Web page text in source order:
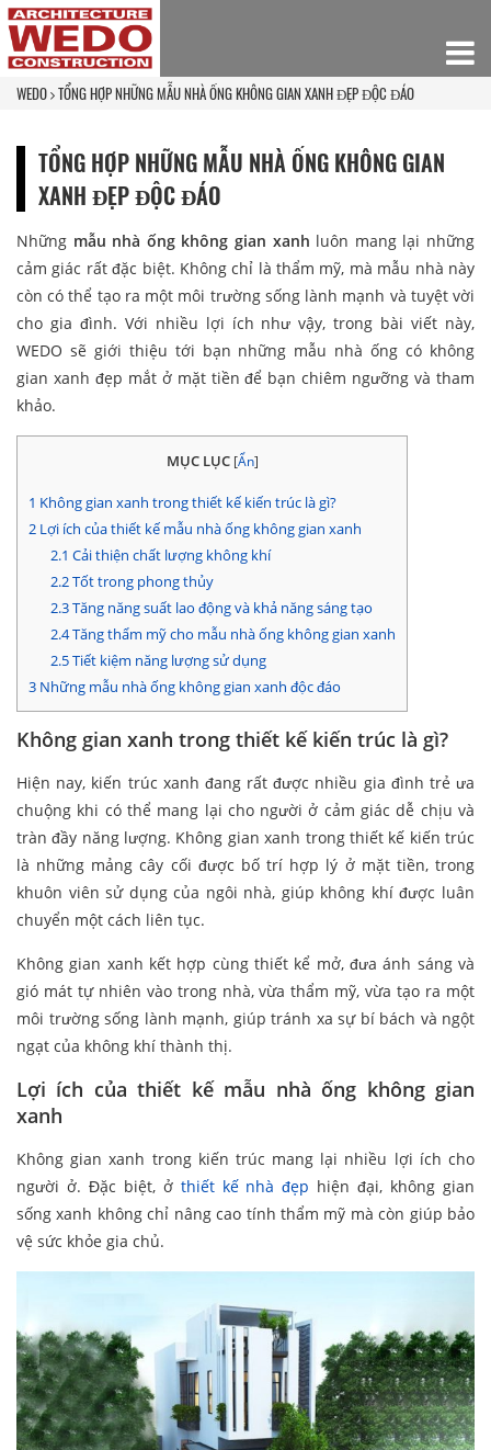
WEDO TỔNG HỢP NHỮNG MẪU NHÀ ỐNG KHÔNG GIAN XANH ĐẸP ĐỘC ĐÁO
TỔNG HỢP NHỮNG MẪU NHÀ ỐNG KHÔNG GIAN
XANH ĐẸP ĐỘC ĐÁO
Những mẫu nhà ống không gian xanh luôn mang lại những
cảm giác rất đặc biệt. Không chỉ là thẩm mỹ, mà mẫu nhà này
còn có thể tạo ra một môi trường sống lành mạnh và tuyệt vời
cho gia đình. Với nhiều lợi ích như vậy, trong bài viết này,
WEDO sẽ giới thiệu tới bạn những mẫu nhà ống có không
gian xanh đẹp mắt ở mặt tiền để bạn chiêm ngưỡng và tham
khảo.
MỤC LỤC [Ẩn]
1 Không gian xanh trong thiết kế kiến trúc là gì?
2 Lợi ích của thiết kế mẫu nhà ống không gian xanh
2.1 Cải thiện chất lượng không khí
2.2Tốt trong phong thủy
2.3Tăng năng suất lao động và khả năng sáng tạo
2.4Tăng thẩm mỹ cho mẫu nhà ống không gian xanh
2.5Tiết kiệm năng lượng sử dụng
3 Những mẫu nhà ống không gian xanh độc đáo
Không gian xanh trong thiết kế kiến trúc là gì?
Hiện nay, kiến trúc xanh đang rất được nhiều gia đình trẻ ưa
chuộng khi có thể mang lại cho người ở cảm giác dễ chịu và
tràn đầy năng lượng. Không gian xanh trong thiết kế kiến trúc
là những mảng cây cối được bố trí hợp lý ở mặt tiền, trong
khuôn viên sử dụng của ngôi nhà, giúp không khí được luân
chuyển một cách liên tục.
Không gian xanh kết hợp cùng thiết kể mở, đưa ánh sáng và
gió mát tự nhiên vào trong nhà, vừa thẩm mỹ, vừa tạo ra một
môi trường sống lành mạnh, giúp tránh xa sự bí bách và ngột
ngạt của không khí thành thị.
Lợi ích của thiết kế mẫu nhà ống không gian
xanh
Không gian xanh trong kiến trúc mang lại nhiều lợi ích cho
người ở. Đặc biệt, ở thiết kế nhà đẹp hiện đại, không gian
sống xanh không chỉ nâng cao tính thẩm mỹ mà còn giúp bảo
vệ sức khỏe gia chủ.